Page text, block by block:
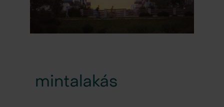
mintalakás